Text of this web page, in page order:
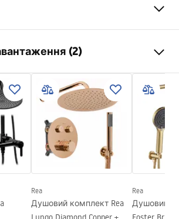
хром
Кутовий
Прозорий 6mm
похилий
Atlas
На піддоні або підлозі
24 місяці
(2)
KABINY DRZWI
kabiny Atlas.pdf
Rea
Душовий комплект Rea
Rea
Душовий